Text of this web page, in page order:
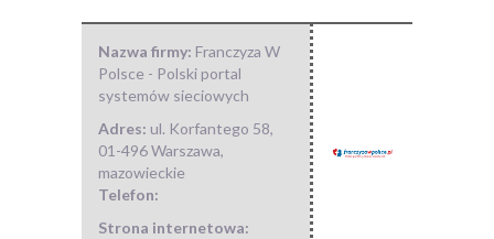
Nazwa firmy: Franczyza W
Polsce - Polski portal
systemów sieciowych
Adres: ul. Korfantego 58,
01-496 Warszawa,
mazowieckie
Telefon:
Strona internetowa: